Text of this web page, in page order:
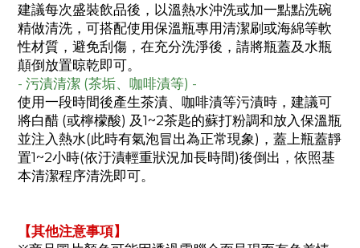
建議每次盛裝飲品後，以溫熱水沖洗或加一點點洗碗
精做清洗，可搭配使用保溫瓶專用清潔刷或海綿等軟
性材質，避免刮傷，在充分洗淨後，請將瓶蓋及水瓶
顛倒放置晾乾即可。
- 污漬清潔 (茶垢、咖啡漬等) -
使用一段時間後產生茶漬、咖啡漬等污漬時，建議可
將白醋 (或檸檬酸) 及1~2茶匙的蘇打粉調和放入保溫瓶
並注入熱水(此時有氣泡冒出為正常現象)，蓋上瓶蓋靜
置1~2小時(依汙漬輕重狀況加長時間)後倒出，依照基
本清潔程序清洗即可。
【其他注意事項】